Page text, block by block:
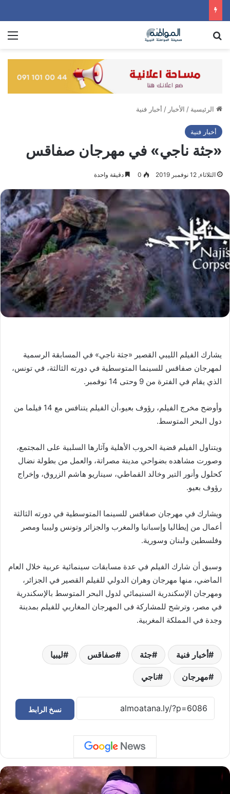
الرئيسية / الأخبار / أخبار فنية
أخبار فنية
«جثة ناجي» في مهرجان صفاقس
الثلاثاء, 12 نوفمبر 2019 0 دقيقة واحدة
يشارك الفيلم الليبي القصير «جثة ناجي» في المسابقة الرسمية
لمهرجان صفاقس للسينما المتوسطية في دورته الثالثة، في تونس،
الذي يقام في الفترة من 9 وحتى 14 نوفمبر.
وأوضح مخرج الفيلم، رؤوف بعيو،أن الفيلم يتنافس مع 14 فيلما من
دول البحر المتوسط.
ويتناول الفيلم قضية الحروب الأهلية وآثارها السلبية على المجتمع،
وصورت مشاهده بضواحي مدينة مصراتة، والعمل من بطولة نضال
كحلول وأنور التير وخالد القماطي، سيناريو هاشم الزروق، وإخراج
رؤوف بعيو.
ويشارك في مهرجان صفاقس للسينما المتوسطية في دورته الثالثة
أعمال من إيطاليا وإسبانيا والمغرب والجزائر وتونس وليبيا ومصر
وفلسطين ولبنان وسورية.
وسبق أن شارك الفيلم في عدة مسابقات سينمائية عربية خلال العام
الماضي، منها مهرجان وهران الدولي للفيلم القصير في الجزائر،
ومهرجان الإسكندرية السنيمائي لدول البحر المتوسط بالإسكندرية
في مصر، وترشح للمشاركة فى المهرجان المغاربي للفيلم بمدينة
وجدة في المملكة المغربية.
أخبار فنية جثة صفاقس ليبيا
مهرجان ناجي
نسخ الرابط